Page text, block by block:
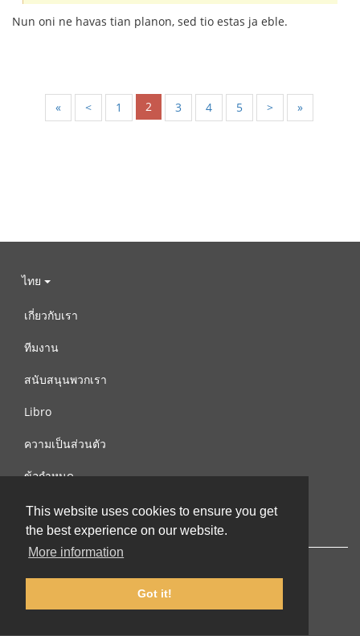
This website uses cookies to ensure you get
the best experience on our website.
More information
Got it!
Nun oni ne havas tian planon, sed tio estas ja eble.
« < 1 2 3 4 5 > »
ไทย
เกี่ยวกับเรา
ทีมงาน
สนับสนุนพวกเรา
Libro
ความเป็นส่วนตัว
ข้อกำหนด
ติดต่อเรา
© 2002-2026 lernu.net |Impressum